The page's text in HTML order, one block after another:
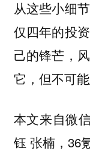
从这些小细
仅四年的投
己的锋芒，
它，但不可能
本文来自微
钰 张楠，36